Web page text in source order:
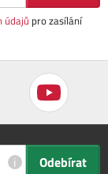
údajů pro zasílání
i Odebírat